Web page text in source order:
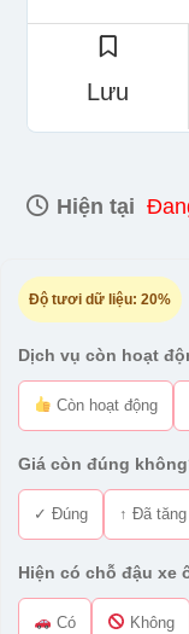
Lưu
Hiện tại
Độ tươi dữ liệu: 20%
Dịch vụ còn hoạt
Còn hoạt động
Giá còn đúng
✓ Đúng ↑ Đã tăng
Hiện có chỗ đậu xe
Có Không